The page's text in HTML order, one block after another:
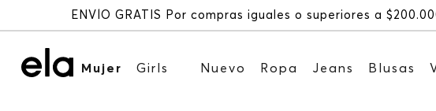
Mujer Girls Nuevo Ropa Jeans Blusas